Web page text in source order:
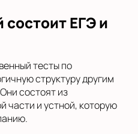
состоит ЕГЭ и
тесты по
структуру другим
состоят из
части и устной, которую